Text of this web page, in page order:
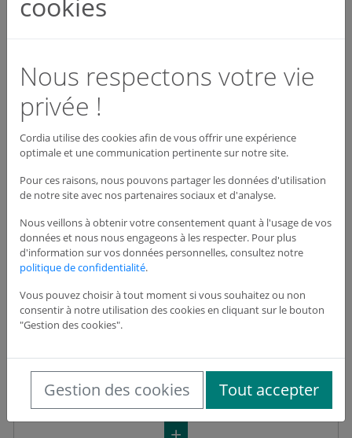
Consigne de sécurité protection sanitaire
Réf : SCOP1543
14,85 €HT
Nous respectons votre vie
privée !
Cordia utilise des cookies afin de vous offrir une expérience
optimale et une communication pertinente sur notre site.
Pour ces raisons, nous pouvons partager les données d'utilisation
de notre site avec nos partenaires sociaux et d'analyse.
Nous veillons à obtenir votre consentement quant à l'usage de vos
données et nous nous engageons à les respecter. Pour plus
d'information sur vos données personnelles, consultez notre
politique de confidentialité.
Vous pouvez choisir à tout moment si vous souhaitez ou non
consentir à notre utilisation des cookies en cliquant sur le bouton
"Gestion des cookies".
Gestion des cookies Tout accepter